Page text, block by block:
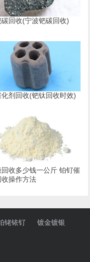
回收(宁波钯碳回收)
化剂回收(钯钛回收时效)
收多少钱一公斤 铂钌催
操作方法
铑铱钌
镀金镀银